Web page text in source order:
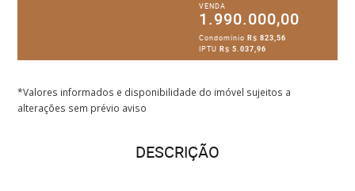
VENDA
1.990.000,00
CondomínioR$ 823,56
IPTUR$ 5.037,96
*Valores informados e disponibilidade do imóvel sujeitos a
alterações sem prévio aviso
DESCRIÇÃO